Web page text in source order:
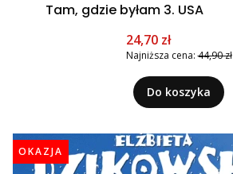
Tam, gdzie byłam 3. USA
Cena promocyjna
24,70 zł
Najniższa cena: 44,90 zł
Do koszyka
OKAZJA